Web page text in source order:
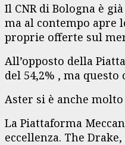
Il CNR di Bologna è
ma al contempo apre
proprie offerte sul
All’opposto della
del 54,2% , ma
Aster si è anche
La Piattaforma
eccellenza. The